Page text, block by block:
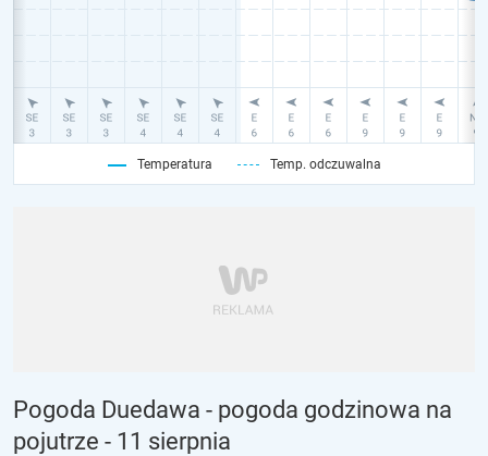
Temperatura Temp. odczuwalna
Pogoda Duedawa - pogoda godzinowa na
pojutrze - 11 sierpnia